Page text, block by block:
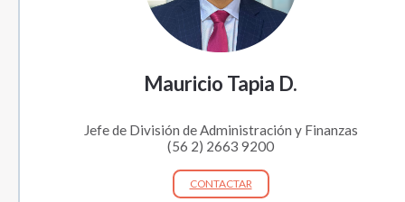
Mauricio Tapia D.
Jefe de División de Administración y Finanzas
(56 2) 2663 9200
CONTACTAR